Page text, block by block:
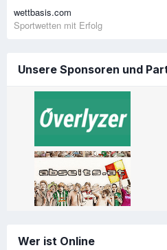
wettbasis.com
Sportwetten mit Erfolg
Unsere Sponsoren und
Wer ist Online